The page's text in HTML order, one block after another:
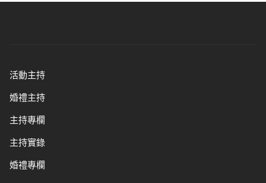
活動主持
婚禮主持
主持專欄
主持實錄
婚禮專欄